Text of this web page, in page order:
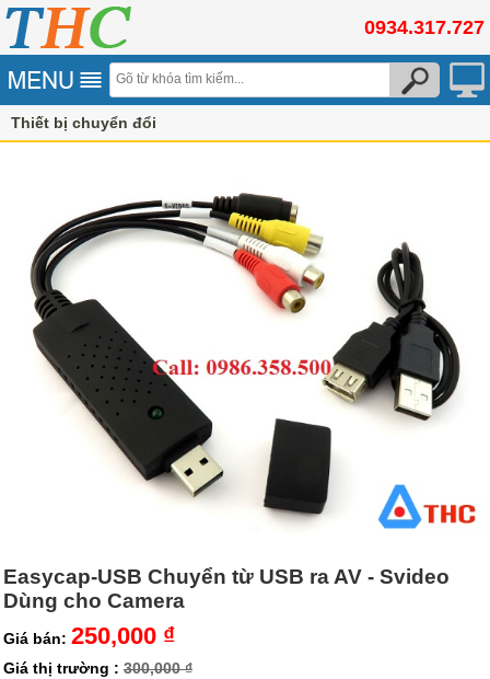
0934.317.727
Thiết bị chuyển đổi
Easycap-USB Chuyển từ USB ra AV - Svideo
Dùng cho Camera
Giá bán: 250,000 ₫
Giá thị trường : 300,000 ₫